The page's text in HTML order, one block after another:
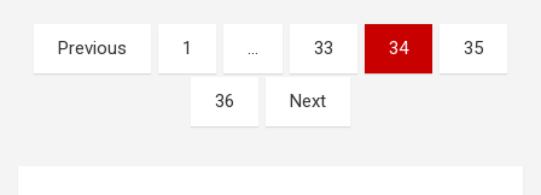
Posts
navigation
Previous 1 … 33 34 35
36 Next